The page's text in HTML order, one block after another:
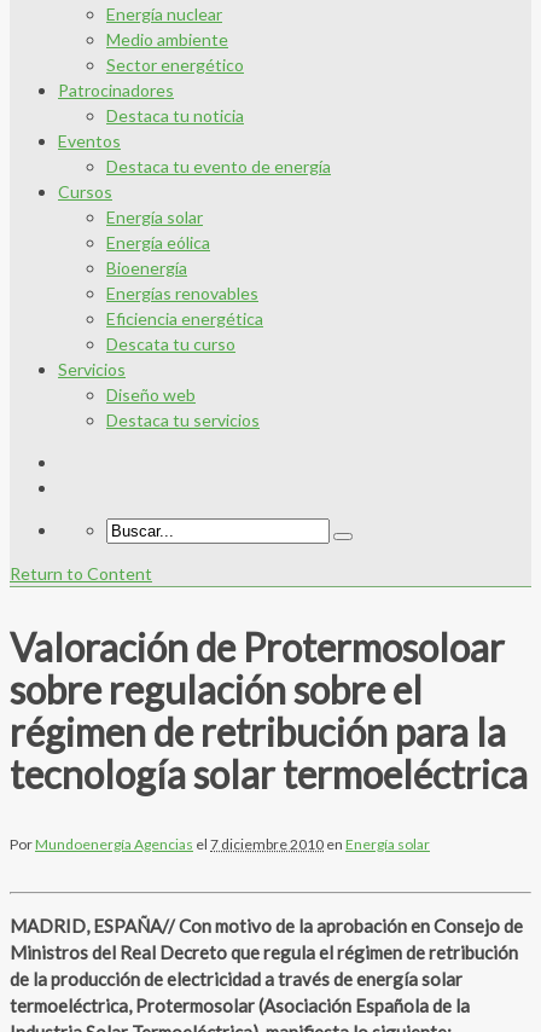
Energía nuclear
Medio ambiente
Sector energético
Patrocinadores
Destaca tu noticia
Eventos
Destaca tu evento de energía
Cursos
Energía solar
Energía eólica
Bioenergía
Energías renovables
Eficiencia energética
Descata tu curso
Servicios
Diseño web
Destaca tu servicios
Return to Content
Valoración de Protermosoloar
sobre regulación sobre el
régimen de retribución para la
tecnología solar termoeléctrica
PorMundoenergía Agencias el 7 diciembre 2010 en Energía solar
MADRID, ESPAÑA// Con motivo de la aprobación en Consejo de
Ministros del Real Decreto que regula el régimen de retribución
de la producción de electricidad a través de energía solar
termoeléctrica, Protermosolar (Asociación Española de la